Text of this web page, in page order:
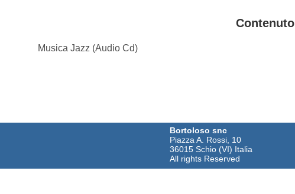
Contenuto
Musica Jazz (Audio Cd)
Bortoloso snc
Piazza A. Rossi, 10
36015 Schio (VI) Italia
All rights Reserved